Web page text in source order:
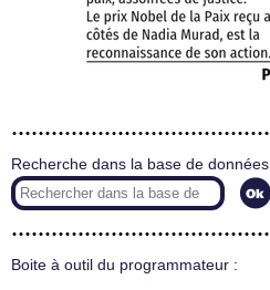
Recherche dans la base de données
Boite à outil du programmateur :